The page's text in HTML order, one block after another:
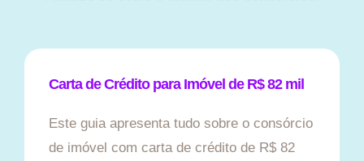
Carta de Crédito para Imóvel de R$ 82 mil
Este guia apresenta tudo sobre o consórcio
de imóvel com carta de crédito de R$ 82